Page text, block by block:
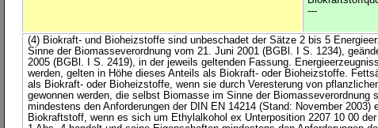
---
(4) Biokraft- und Bioheizstoffe sind unbeschadet der Sätze 2 bis 5
Sinne der Biomasseverordnung vom 21. Juni 2001 (BGBl. I S. 1234),
2005 (BGBl. I S. 2419), in der jeweils geltenden Fassung.
werden, gelten in Höhe dieses Anteils als Biokraft- oder Bioheizstoffe.
als Biokraft- oder Bioheizstoffe, wenn sie durch Veresterung von
gewonnen werden, die selbst Biomasse im Sinne der Biomasseverordnung
mindestens den Anforderungen der DIN EN 14214 (Stand: November
Biokraftstoff, wenn es sich um Ethylalkohol ex Unterposition 2207 10 00